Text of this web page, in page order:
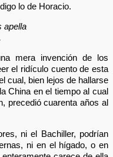
lo de Horacio.
apella
mera invención de los
el ridículo cuento de esta
cual, bien lejos de hallarse
China en el tiempo al cual
precedió cuarenta años al
ni el Bachiller, podrían
ni en el hígado, o en